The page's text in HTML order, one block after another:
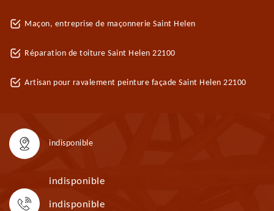
Maçon, entreprise de maçonnerie Saint Helen
Réparation de toiture Saint Helen 22100
Artisan pour ravalement peinture façade Saint Helen 22100
indisponible
indisponible
indisponible